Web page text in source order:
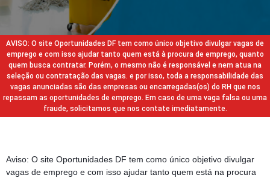
AVISO: O site Oportunidades DF tem como único objetivo divulgar vagas de
emprego e com isso ajudar tanto quem está à procura de emprego, quanto
quem busca contratar. Porém, o mesmo não é responsável e nem atua na
seleção ou contratação das vagas. e por isso, toda a responsabilidade das
vagas anunciadas são das empresas ou encarregadas(os) do RH que nos
repassam as oportunidades de emprego. Em caso de uma vaga falsa ou uma
fraude, solicitamos que nos contate imediatamente.
Aviso: O site Oportunidades DF tem como único objetivo divulgar
vagas de emprego e com isso ajudar tanto quem está na procura